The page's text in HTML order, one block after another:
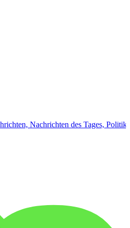
Nachrichten des Tages, Politik